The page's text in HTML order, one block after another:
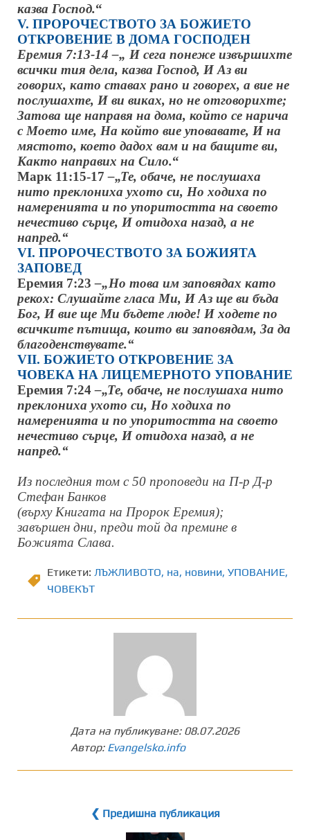
казва Господ.“
V. ПРОРОЧЕСТВОТО ЗА БОЖИЕТО
ОТКРОВЕНИЕ В ДОМА ГОСПОДЕН
Еремия 7:13-14 –„ И сега понеже извършихте
всички тия дела, казва Господ, И Аз ви
говорих, като ставах рано и говорех, а вие не
послушахте, И ви виках, но не отговорихте;
Затова ще направя на дома, който се нарича
с Моето име, На който вие уповавате, И на
мястото, което дадох вам и на бащите ви,
Както направих на Сило.“
Марк 11:15-17–„Те, обаче, не послушаха
нито преклониха ухото си, Но ходиха по
намеренията и по упоритостта на своето
нечестиво сърце, И отидоха назад, а не
напред.“
VІ. ПРОРОЧЕСТВОТО ЗА БОЖИЯТА
ЗАПОВЕД
Еремия 7:23–„Но това им заповядах като
рекох: Слушайте гласа Ми, И Аз ще ви бъда
Бог, И вие ще Ми бъдете люде! И ходете по
всичките пътища, които ви заповядам, За да
благоденствувате.“
VІІ. БОЖИЕТО ОТКРОВЕНИЕ ЗА
ЧОВЕКА НА ЛИЦЕМЕРНОТО УПОВАНИЕ
Еремия 7:24–„Те, обаче, не послушаха нито
преклониха ухото си, Но ходиха по
намеренията и по упоритостта на своето
нечестиво сърце, И отидоха назад, а не
напред.“
Из последния том с 50 проповеди на П-р Д-р
Стефан Банков
(върху Книгата на Пророк Еремия);
завършен дни, преди той да премине в
Божията Слава.
Етикети: ЛЪЖЛИВОТО, на, новини, УПОВАНИЕ,
ЧОВЕКЪТ
Дата на публикуване: 08.07.2026
Автор: Evangelsko.info
❮ Предишна публикация